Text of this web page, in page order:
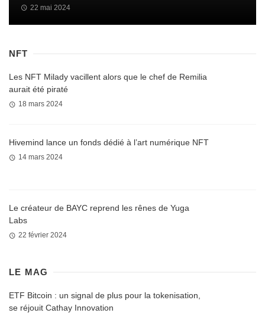
22 mai 2024
NFT
Les NFT Milady vacillent alors que le chef de Remilia
aurait été piraté
18 mars 2024
Hivemind lance un fonds dédié à l’art numérique NFT
14 mars 2024
Le créateur de BAYC reprend les rênes de Yuga
Labs
22 février 2024
LE MAG
ETF Bitcoin : un signal de plus pour la tokenisation,
se réjouit Cathay Innovation